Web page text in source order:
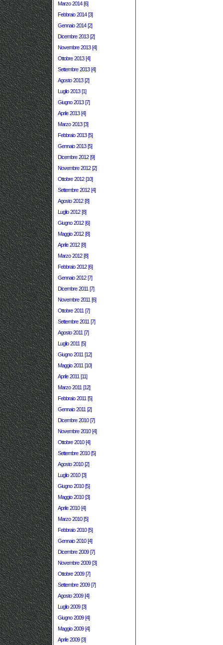
Marzo 2014 [6]
Febbraio 2014 [3]
Gennaio 2014 [2]
Dicembre 2013 [2]
Novembre 2013 [4]
Ottobre 2013 [4]
Settembre 2013 [4]
Agosto 2013 [2]
Luglio 2013 [1]
Giugno 2013 [7]
Aprile 2013 [4]
Marzo 2013 [3]
Febbraio 2013 [5]
Gennaio 2013 [5]
Dicembre 2012 [9]
Novembre 2012 [2]
Ottobre 2012 [10]
Settembre 2012 [4]
Agosto 2012 [8]
Luglio 2012 [8]
Giugno 2012 [6]
Maggio 2012 [8]
Aprile 2012 [8]
Marzo 2012 [8]
Febbraio 2012 [6]
Gennaio 2012 [7]
Dicembre 2011 [7]
Novembre 2011 [6]
Ottobre 2011 [7]
Settembre 2011 [7]
Agosto 2011 [7]
Luglio 2011 [5]
Giugno 2011 [12]
Maggio 2011 [10]
Aprile 2011 [11]
Marzo 2011 [12]
Febbraio 2011 [5]
Gennaio 2011 [2]
Dicembre 2010 [7]
Novembre 2010 [4]
Ottobre 2010 [4]
Settembre 2010 [5]
Agosto 2010 [2]
Luglio 2010 [3]
Giugno 2010 [5]
Maggio 2010 [3]
Aprile 2010 [4]
Marzo 2010 [5]
Febbraio 2010 [5]
Gennaio 2010 [4]
Dicembre 2009 [7]
Novembre 2009 [3]
Ottobre 2009 [7]
Settembre 2009 [7]
Agosto 2009 [4]
Luglio 2009 [3]
Giugno 2009 [4]
Maggio 2009 [4]
Aprile 2009 [3]